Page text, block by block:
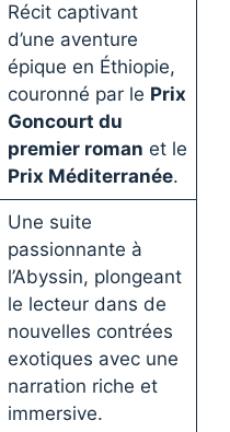
Récit captivant
d’une aventure
épique en Éthiopie,
couronné par le Prix
Goncourt du
premier roman et le
Prix Méditerranée.
Une suite
passionnante à
l’Abyssin, plongeant
le lecteur dans de
nouvelles contrées
exotiques avec une
narration riche et
immersive.